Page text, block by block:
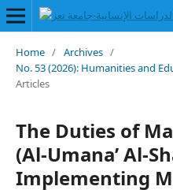
Home / Archives /
No. 53 (2026): Humanities and
Articles
The Duties of
(Al-Umana’ Al-
Implementing